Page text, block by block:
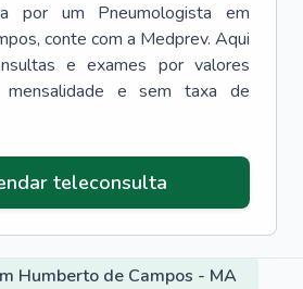
por um Pneumologista
em
, conte com a Medprev. Aqui
e exames por valores
mensalidade e sem taxa de
teleconsulta
Humberto de Campos - MA